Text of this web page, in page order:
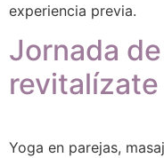
experiencia previa.
Jornada
revitalízate
Yoga en parejas,